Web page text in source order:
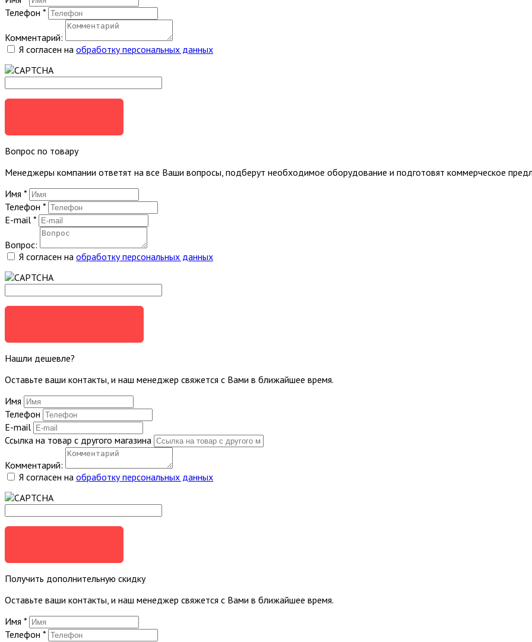
Телефон *
Комментарий:
Я согласен на обработку персональных данных
Вопрос по товару
Менеджеры компании ответят на все Ваши вопросы, подберут необходимое оборудование и подготовят коммерческое
Имя *
Телефон *
E-mail *
Вопрос:
Я согласен на обработку персональных данных
Нашли дешевле?
Оставьте ваши контакты, и наш менеджер свяжется с Вами в ближайшее время.
Имя
Телефон
E-mail
Ссылка на товар с другого магазина
Комментарий:
Я согласен на обработку персональных данных
Получить дополнительную скидку
Оставьте ваши контакты, и наш менеджер свяжется с Вами в ближайшее время.
Имя *
Телефон *